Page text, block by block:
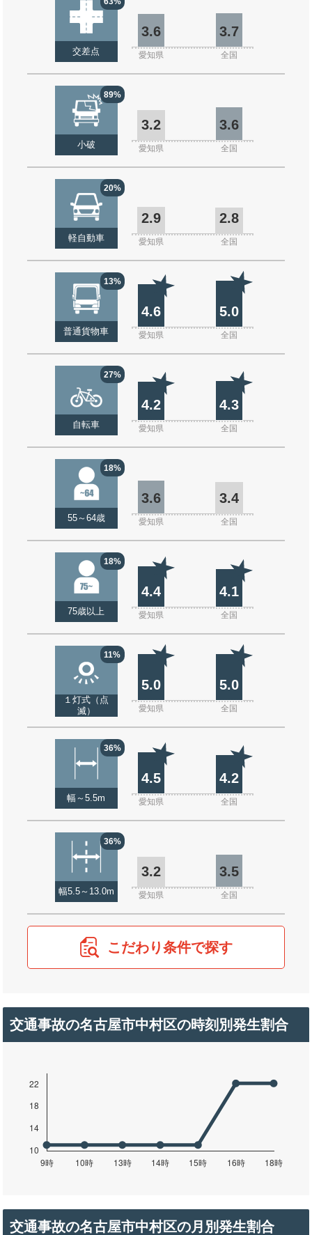
交差点
3.6 3.7
愛知県 全国
89%
小破
3.2 3.6
愛知県 全国
20%
軽自動車
2.9 2.8
愛知県 全国
13%
普通貨物車
4.6 5.0
愛知県 全国
27%
自転車
4.2 4.3
愛知県 全国
18%
55～64歳
3.6 3.4
愛知県 全国
18%
75歳以上
4.4 4.1
愛知県 全国
11%
１灯式（点
滅）
5.0 5.0
愛知県 全国
36%
幅～5.5m
4.5 4.2
愛知県 全国
36%
幅5.5～13.0m
3.2 3.5
愛知県 全国
こだわり条件で探す
交通事故の名古屋市中村区の時刻別発生割合
交通事故の名古屋市中村区の月別発生割合